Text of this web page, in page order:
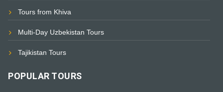
Tours from Khiva
Multi-Day Uzbekistan Tours
Tajikistan Tours
POPULAR TOURS